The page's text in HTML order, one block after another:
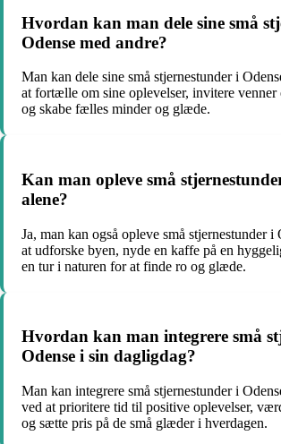
Hvordan kan man dele sine små
Odense med andre?
Man kan dele sine små stjernestunder i
at fortælle om sine oplevelser, invitere venner
og skabe fælles minder og glæde.
Kan man opleve små
alene?
Ja, man kan også opleve små stjernestunder i
at udforske byen, nyde en kaffe på en
en tur i naturen for at finde ro og glæde.
Hvordan kan man integrere små
Odense i sin dagligdag?
Man kan integrere små stjernestunder i
ved at prioritere tid til positive oplevelser,
og sætte pris på de små glæder i hverdagen.